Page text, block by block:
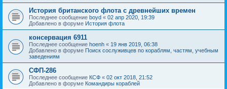
История британского флота с древнейших времен
Последнее сообщение boyd « 02 апр 2020, 19:39
Добавлено в форуме История флота
консервация 6911
Последнее сообщение hoenh « 19 янв 2019, 06:38
Добавлено в форуме Поиск сослуживцев по кораблям, частям, учебным
заведениям
СФП-286
Последнее сообщение КСФ « 02 окт 2018, 21:52
Добавлено в форуме Командиры кораблей